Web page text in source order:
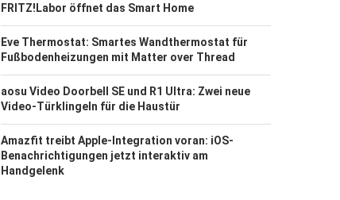
FRITZ!Labor öffnet das Smart Home
Eve Thermostat: Smartes Wandthermostat für
Fußbodenheizungen mit Matter over Thread
aosu Video Doorbell SE und R1 Ultra: Zwei neue
Video-Türklingeln für die Haustür
Amazfit treibt Apple-Integration voran: iOS-
Benachrichtigungen jetzt interaktiv am
Handgelenk